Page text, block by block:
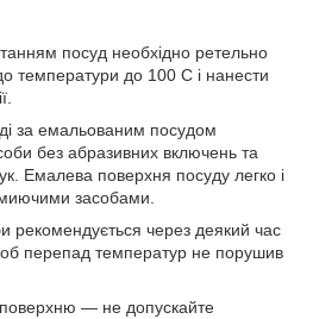
посуд необхідно ретельно
температури до 100 С і нанести
за емальованим посудом
без абразивних включень та
Емалева поверхня посуду легко і
засобами.
рекомендується через деякий час
перепад температур не порушив
― не допускайте